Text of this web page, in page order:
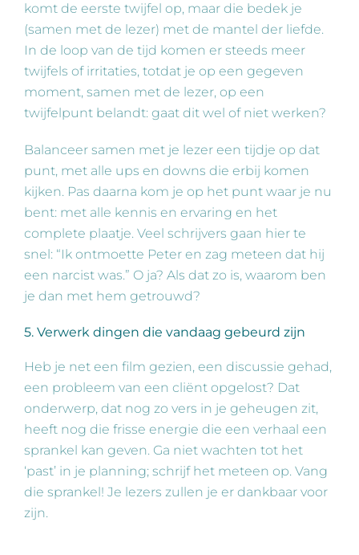
komt de eerste twijfel op, maar die bedek je
(samen met de lezer) met de mantel der liefde.
In de loop van de tijd komen er steeds meer
twijfels of irritaties, totdat je op een gegeven
moment, samen met de lezer, op een
twijfelpunt belandt: gaat dit wel of niet werken?
Balanceer samen met je lezer een tijdje op dat
punt, met alle ups en downs die erbij komen
kijken. Pas daarna kom je op het punt waar je nu
bent: met alle kennis en ervaring en het
complete plaatje. Veel schrijvers gaan hier te
snel: “Ik ontmoette Peter en zag meteen dat hij
een narcist was.” O ja? Als dat zo is, waarom ben
je dan met hem getrouwd?
5. Verwerk dingen die vandaag gebeurd zijn
Heb je net een film gezien, een discussie gehad,
een probleem van een cliënt opgelost? Dat
onderwerp, dat nog zo vers in je geheugen zit,
heeft nog die frisse energie die een verhaal een
sprankel kan geven. Ga niet wachten tot het
‘past’ in je planning; schrijf het meteen op. Vang
die sprankel! Je lezers zullen je er dankbaar voor
zijn.